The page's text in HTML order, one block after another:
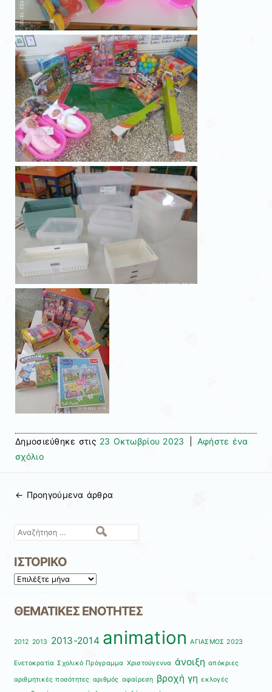
Δημοσιεύθηκε στις 23 Οκτωβρίου 2023
Αφήστε ένα
σχόλιο
Πλοήγηση άρθρων
← Προηγούμενα άρθρα
Αναζήτηση
ΙΣΤΟΡΙΚΟ
ΙΣΤΟΡΙΚΟ
ΘΕΜΑΤΙΚΕΣ ΕΝΟΤΗΤΕΣ
2012 2013 2013-2014 animation ΑΓΙΑΣΜΟΣ 2023
Ενετοκρατία Σχολικό Πρόγραμμα Χριστούγεννα άνοιξη απόκριες
αριθμητικές ποσότητες αριθμός αφαίρεση βροχή γη εκλογές